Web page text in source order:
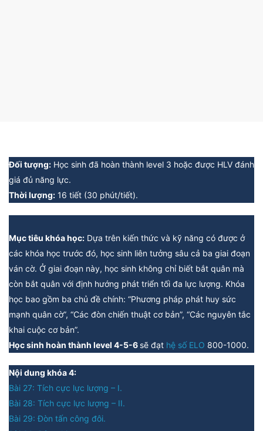
Đối tượng: Học sinh đã hoàn thành level 3 hoặc được HLV đánh
giá đủ năng lực.
Thời lượng: 16 tiết (30 phút/tiết).
Mục tiêu khóa học: Dựa trên kiến thức và kỹ năng có được ở
các khóa học trước đó, học sinh liên tưởng sâu cả ba giai đoạn
ván cờ. Ở giai đoạn này, học sinh không chỉ biết bắt quân mà
còn bắt quân với định hướng phát triển tối đa lực lượng. Khóa
học bao gồm ba chủ đề chính: “Phương pháp phát huy sức
mạnh quân cờ”, “Các đòn chiến thuật cơ bản”, “Các nguyên tắc
khai cuộc cơ bản”.
Học sinh hoàn thành level 4-5-6 sẽ đạt hệ số ELO 800-1000.
Nội dung khóa 4:
Bài 27: Tích cực lực lượng – I.
Bài 28: Tích cực lực lượng – II.
Bài 29: Đòn tấn công đôi.